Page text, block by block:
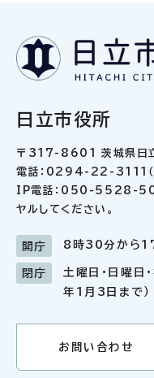
日立市役所
〒317-8601 茨城県日
電話：0294-22-3111（
IP電話：050-5528-
ヤルしてください。
開庁 8時30分から
閉庁
土曜日・日曜日
年1月3日まで）
お問い合わせ